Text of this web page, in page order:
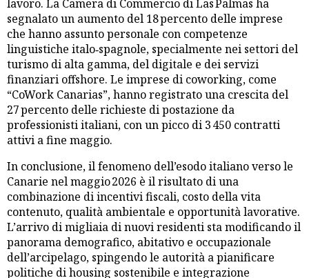
lavoro. La Camera di Commercio di Las Palmas ha
segnalato un aumento del 18 percento delle imprese
che hanno assunto personale con competenze
linguistiche italo‑spagnole, specialmente nei settori del
turismo di alta gamma, del digitale e dei servizi
finanziari offshore. Le imprese di coworking, come
“CoWork Canarias”, hanno registrato una crescita del
27 percento delle richieste di postazione da
professionisti italiani, con un picco di 3 450 contratti
attivi a fine maggio.
In conclusione, il fenomeno dell’esodo italiano verso le
Canarie nel maggio 2026 è il risultato di una
combinazione di incentivi fiscali, costo della vita
contenuto, qualità ambientale e opportunità lavorative.
L’arrivo di migliaia di nuovi residenti sta modificando il
panorama demografico, abitativo e occupazionale
dell’arcipelago, spingendo le autorità a pianificare
politiche di housing sostenibile e integrazione